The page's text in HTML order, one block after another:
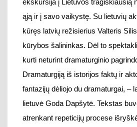
atrenkant
repeticijų procese
idėjas, ieškant at sakymo į kūrėjų
klausimą: ką laisvė
reiškia
nereikia už ją kovoti.
Valstybiniame jaunimo teatre
spektaklyješeimai „Apie baimes“
konstruoja dar didesnis kūrėjų
T. Kavtaradzė, režisierė Olga